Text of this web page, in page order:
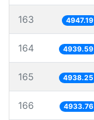
163 4947.19
164 4939.59
165 4938.25
166 4933.76